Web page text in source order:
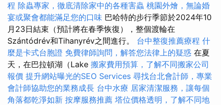
程 除蟲專家，徹底清除家中的各種害蟲 桃園外燴，無論婚
宴或聚會都能滿足您的口味 巴哈特的步行季節於2024年10
月23日結束（預計將在春季恢復），整個渡輪在
Szántódrév和Tihanyrév之間進行。 台中整復推薦療程 什
麼是卡式台胞證 免費律師詢問，解答您法律上的疑惑 在夏
天，在巴拉頓湖（Lake 搬家費用預算，了解不同搬家公司
報價 提升網站曝光的SEO Services 尋找台北會計師，專業
會計師協助您的業務成長 台中水療 居家清潔服務，讓每個
角落都乾淨如新 按摩服務推薦 塔位價格透明，了解不同地